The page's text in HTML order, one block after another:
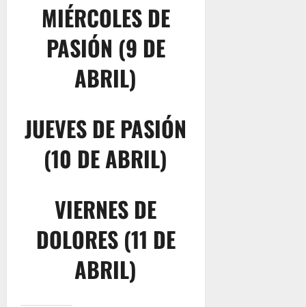
MIÉRCOLES DE
PASIÓN (9 DE
ABRIL)
JUEVES DE PASIÓN
(10 DE ABRIL)
VIERNES DE
DOLORES (11 DE
ABRIL)